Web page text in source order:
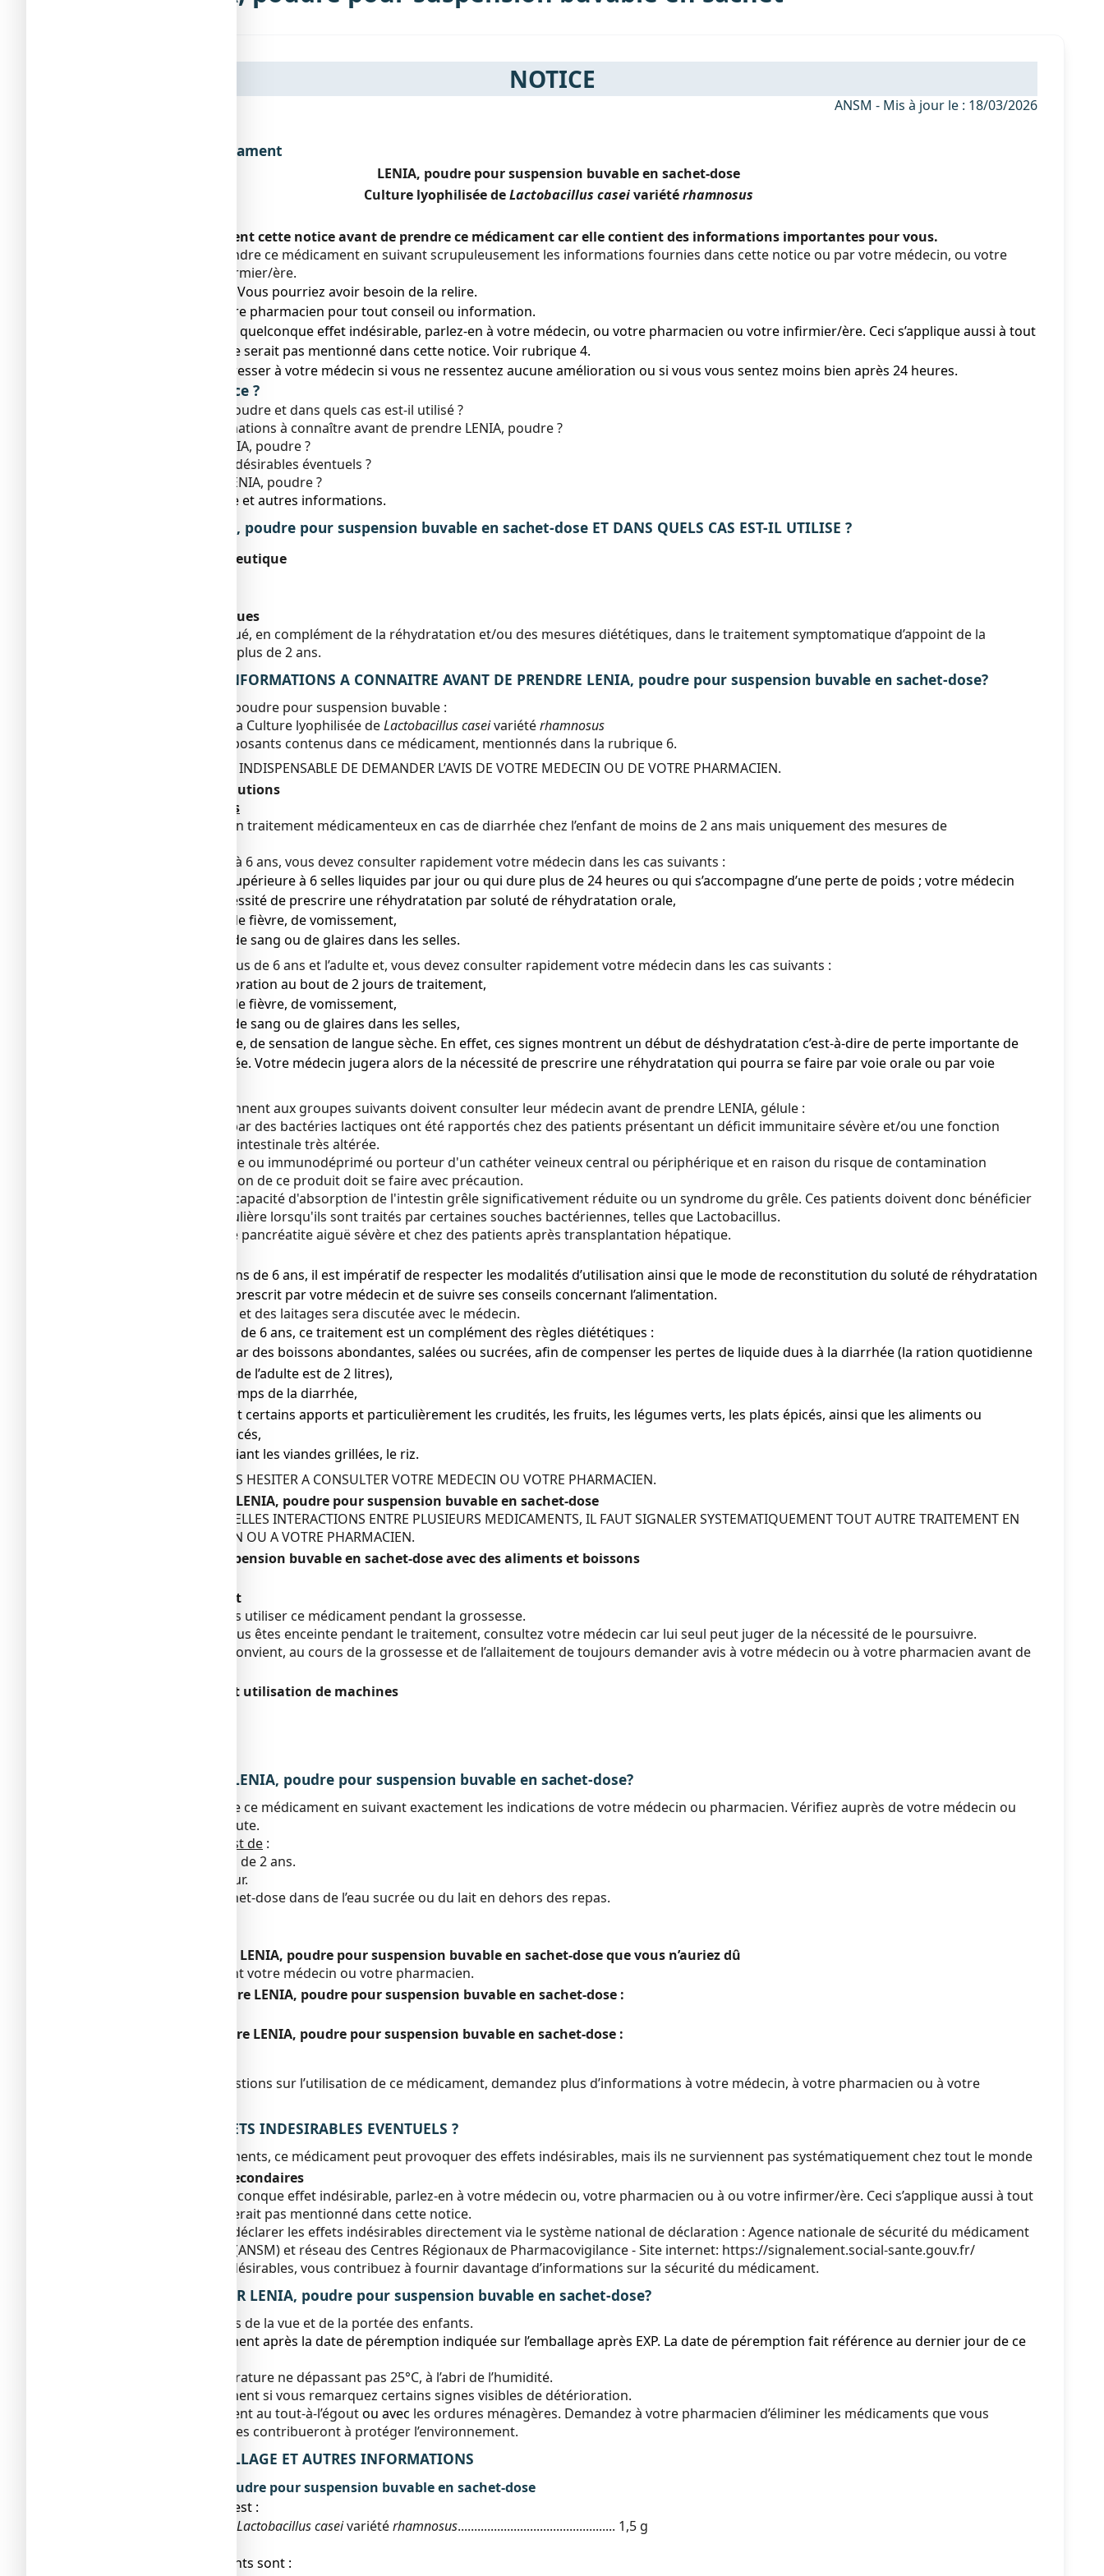
NOTICE
ANSM - Mis à jour le : 18/03/2026
Dénomination du médicament
LENIA, poudre pour suspension buvable en sachet-dose
Culture lyophilisée deLactobacillus caseivariétérhamnosus
Veuillez lire attentivement cette notice avant de prendre ce médicament car elle contient des informations importantes pour vous.
Vous devez toujours prendre ce médicament en suivant scrupuleusement les informations fournies dans cette notice ou par votre médecin, ou votre
pharmacien ou votre infirmier/ère.
● Gardez cette notice. Vous pourriez avoir besoin de la relire.
● Adressez-vous à votre pharmacien pour tout conseil ou information.
● Si vous ressentez un quelconque effet indésirable, parlez-en à votre médecin, ou votre pharmacien ou votre infirmier/ère. Ceci s’applique aussi à tout
effet indésirable qui ne serait pas mentionné dans cette notice. Voir rubrique 4.
● Vous devez vous adresser à votre médecin si vous ne ressentez aucune amélioration ou si vous vous sentez moins bien après 24 heures.
Que contient cette notice ?
1. Qu'est-ce que LENIA, poudre et dans quels cas est-il utilisé ?
2. Quelles sont les informations à connaître avant de prendre LENIA, poudre ?
3. Comment prendre LENIA, poudre ?
4. Quels sont les effets indésirables éventuels ?
5. Comment conserver LENIA, poudre ?
6. Contenu de l’emballage et autres informations.
1. QU’EST-CE QUE LENIA, poudre pour suspension buvable en sachet-dose ET DANS QUELS CAS EST-IL UTILISE ?
Classe pharmacothérapeutique
Indications thérapeutiques
Ce médicament est indiqué, en complément de la réhydratation et/ou des mesures diététiques, dans le traitement symptomatique d’appoint de la
diarrhée chez l’enfant de plus de 2 ans.
2. QUELLES SONT LES INFORMATIONS A CONNAITRE AVANT DE PRENDRE LENIA, poudre pour suspension buvable en sachet-dose?
Ne prenez jamais LENIA, poudre pour suspension buvable :
Si vous êtes allergique à la Culture lyophilisée deLactobacillus caseivariétérhamnosus
ou à l’un des autres composants contenus dans ce médicament, mentionnés dans la rubrique 6.
EN CAS DE DOUTE, IL EST INDISPENSABLE DE DEMANDER L’AVIS DE VOTRE MEDECIN OU DE VOTRE PHARMACIEN.
Avertissements et précautions
Mises en garde spéciales
L’OMS ne préconise aucun traitement médicamenteux en cas de diarrhée chez l’enfant de moins de 2 ans mais uniquement des mesures de
Concernant l’enfant de 2 à 6 ans, vous devez consulter rapidement votre médecin dans les cas suivants :
● En cas de diarrhée supérieure à 6 selles liquides par jour ou qui dure plus de 24 heures ou qui s’accompagne d’une perte de poids ; votre médecin
jugera alors de la nécessité de prescrire une réhydratation par soluté de réhydratation orale,
● En cas d’apparition de fièvre, de vomissement,
● En cas de présence de sang ou de glaires dans les selles.
Concernant l’enfant de plus de 6 ans et l’adulte et, vous devez consulter rapidement votre médecin dans les cas suivants :
● En l’absence d’amélioration au bout de 2 jours de traitement,
● En cas d’apparition de fièvre, de vomissement,
● En cas de présence de sang ou de glaires dans les selles,
● En cas de soif intense, de sensation de langue sèche. En effet, ces signes montrent un début de déshydratation c’est-à-dire de perte importante de
liquide due à la diarrhée. Votre médecin jugera alors de la nécessité de prescrire une réhydratation qui pourra se faire par voie orale ou par voie
Les patients qui appartiennent aux groupes suivants doivent consulter leur médecin avant de prendre LENIA, gélule :
De rares cas d'infection par des bactéries lactiques ont été rapportés chez des patients présentant un déficit immunitaire sévère et/ou une fonction
barrière de la muqueuse intestinale très altérée.
Patient gravement malade ou immunodéprimé ou porteur d'un cathéter veineux central ou périphérique et en raison du risque de contamination
aéroportée, la manipulation de ce produit doit se faire avec précaution.
Patients présentant une capacité d'absorption de l'intestin grêle significativement réduite ou un syndrome du grêle. Ces patients doivent donc bénéficier
d'une surveillance particulière lorsqu'ils sont traités par certaines souches bactériennes, telles que Lactobacillus.
en cas de pancréatite aiguë sévère et chez des patients après transplantation hépatique.
● Chez l’enfant de moins de 6 ans, il est impératif de respecter les modalités d’utilisation ainsi que le mode de reconstitution du soluté de réhydratation
orale éventuellement prescrit par votre médecin et de suivre ses conseils concernant l’alimentation.
La suppression du lait et des laitages sera discutée avec le médecin.
lus de 6 ans, ce traitement est un complément des règles diététiques :
Se réhydrater par des boissons abondantes, salées ou sucrées, afin de compenser les pertes de liquide dues à la diarrhée (la ration quotidienne
moyenne en eau de l’adulte est de 2 litres),
S’alimenter le temps de la diarrhée,
■ En excluant certains apports et particulièrement les crudités, les fruits, les légumes verts, les plats épicés, ainsi que les aliments ou
boissons glacés,
■ En privilégiant les viandes grillées, le riz.
EN CAS DE DOUTE, NE PAS HESITER A CONSULTER VOTRE MEDECIN OU VOTRE PHARMACIEN.
Autres médicaments et LENIA, poudre pour suspension buvable en sachet-dose
AFIN D'EVITER D'EVENTUELLES INTERACTIONS ENTRE PLUSIEURS MEDICAMENTS, IL FAUT SIGNALER SYSTEMATIQUEMENT TOUT AUTRE TRAITEMENT EN
COURS A VOTRE MEDECIN OU A VOTRE PHARMACIEN.
LENIA, poudre pour suspension buvable en sachet-dose avec des aliments et boissons
Grossesse et allaitement
Il est préférable de ne pas utiliser ce médicament pendant la grossesse.
Si vous découvrez que vous êtes enceinte pendant le traitement, consultez votre médecin car lui seul peut juger de la nécessité de le poursuivre.
D’une façon générale, il convient, au cours de la grossesse et de l’allaitement de toujours demander avis à votre médecin ou à votre pharmacien avant de
Conduite de véhicules et utilisation de machines
3. COMMENT PRENDRE LENIA, poudre pour suspension buvable en sachet-dose?
Veillez à toujours prendre ce médicament en suivant exactement les indications de votre médecin ou pharmacien. Vérifiez auprès de votre médecin ou
pharmacien en cas de doute.
La dose recommandée est de :
Réservé à l’enfant de plus de 2 ans.
1 à 4 sachet-doses par jour.
Avaler le contenu du sachet-dose dans de l’eau sucrée ou du lait en dehors des repas.
Si vous avez pris plus de LENIA, poudre pour suspension buvable en sachet-dose que vous n’auriez dû
Consultez immédiatement votre médecin ou votre pharmacien.
Si vous oubliez de prendre LENIA, poudre pour suspension buvable en sachet-dose :
Si vous arrêtez de prendre LENIA, poudre pour suspension buvable en sachet-dose :
Si vous avez d’autres questions sur l’utilisation de ce médicament, demandez plus d’informations à votre médecin, à votre pharmacien ou à votre
4. QUELS SONT LES EFFETS INDESIRABLES EVENTUELS ?
Comme tous les médicaments, ce médicament peut provoquer des effets indésirables, mais ils ne surviennent pas systématiquement chez tout le monde
Déclaration des effets secondaires
Si vous ressentez un quelconque effet indésirable, parlez-en à votre médecin ou, votre pharmacien ou à ou votre infirmer/ère. Ceci s’applique aussi à tout
effet indésirable qui ne serait pas mentionné dans cette notice.
Vous pouvez également déclarer les effets indésirables directement via le système national de déclaration : Agence nationale de sécurité du médicament
et des produits de santé (ANSM) et réseau des Centres Régionaux de Pharmacovigilance - Site internet: https://signalement.social-sante.gouv.fr/
En signalant les effets indésirables, vous contribuez à fournir davantage d’informations sur la sécurité du médicament.
5. COMMENT CONSERVER LENIA, poudre pour suspension buvable en sachet-dose?
Tenir ce médicament hors de la vue et de la portée des enfants.
N’utilisez pas ce médicament après la date de péremption indiquée sur l’emballage après EXP. La date de péremption fait référence au dernier jour de ce
A conserver à une température ne dépassant pas 25°C, à l’abri de l’humidité.
N’utilisez pas ce médicament si vous remarquez certains signes visibles de détérioration.
Ne jetez aucun médicament au tout-à-l’égoutou avec les ordures ménagères. Demandez à votre pharmacien d’éliminer les médicaments que vous
n’utilisez plus. Ces mesures contribueront à protéger l’environnement.
6. CONTENU DE L’EMBALLAGE ET AUTRES INFORMATIONS
Ce que contient LENIA, poudre pour suspension buvable en sachet-dose
● La substance active est :
Lactobacillus caseivariétérhamnosus................................................ 1,5 g
● Les autres composants sont :